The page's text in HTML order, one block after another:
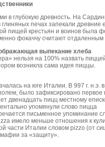
в глубокую древность. На
печах запекали древние
пищей крестьян и воинов была
фокаччу считают
выпекание хлеба
нельзя на 100% назвать
возникла сама идея пиццы.
на юге Италии. В 997 г. н.э.
было зафиксировано первое
двенадцать пицц местному
упомянули слово пицца
письменное упоминание
имело меньше отношения к
части Италии словом pizzo (от
за «защиту».